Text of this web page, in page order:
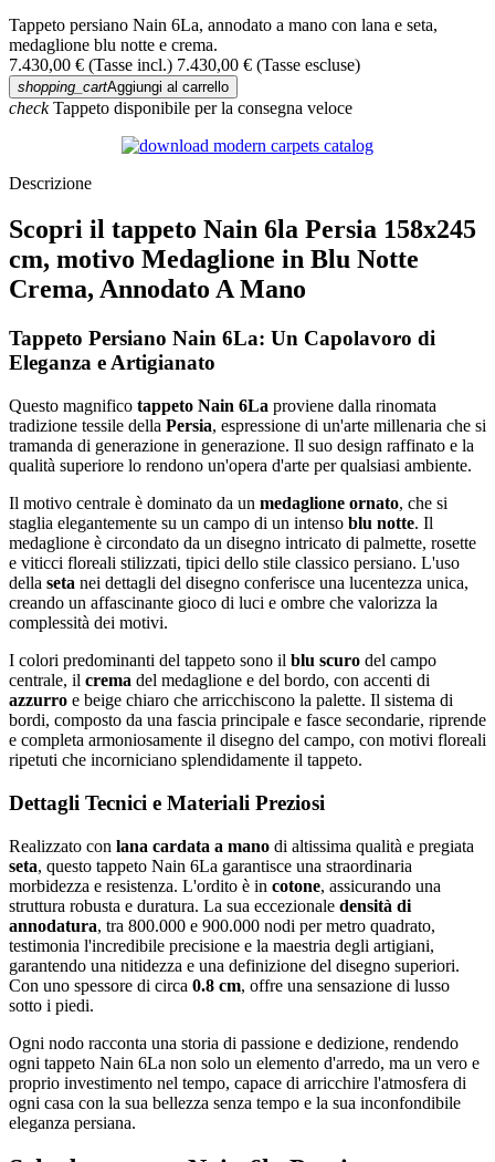
Tappeto persiano Nain 6La, annodato a mano con lana e seta,
medaglione blu notte e crema.
7.430,00 € (Tasse incl.) 7.430,00 € (Tasse escluse)
shopping_cartAggiungi al carrello
checkTappeto disponibile per la consegna veloce
Descrizione
Scopri il tappeto Nain 6la Persia 158x245
cm, motivo Medaglione in Blu Notte
Crema, Annodato A Mano
Tappeto Persiano Nain 6La: Un Capolavoro di
Eleganza e Artigianato
Questo magnifico tappeto Nain 6La proviene dalla rinomata
tradizione tessile della Persia, espressione di un'arte millenaria che si
tramanda di generazione in generazione. Il suo design raffinato e la
qualità superiore lo rendono un'opera d'arte per qualsiasi ambiente.
Il motivo centrale è dominato da un medaglione ornato, che si
staglia elegantemente su un campo di un intenso blu notte. Il
medaglione è circondato da un disegno intricato di palmette, rosette
e viticci floreali stilizzati, tipici dello stile classico persiano. L'uso
della seta nei dettagli del disegno conferisce una lucentezza unica,
creando un affascinante gioco di luci e ombre che valorizza la
complessità dei motivi.
I colori predominanti del tappeto sono il blu scuro del campo
centrale, il crema del medaglione e del bordo, con accenti di
azzurro e beige chiaro che arricchiscono la palette. Il sistema di
bordi, composto da una fascia principale e fasce secondarie, riprende
e completa armoniosamente il disegno del campo, con motivi floreali
ripetuti che incorniciano splendidamente il tappeto.
Dettagli Tecnici e Materiali Preziosi
Realizzato con lana cardata a mano di altissima qualità e pregiata
seta, questo tappeto Nain 6La garantisce una straordinaria
morbidezza e resistenza. L'ordito è in cotone, assicurando una
struttura robusta e duratura. La sua eccezionale densità di
annodatura, tra 800.000 e 900.000 nodi per metro quadrato,
testimonia l'incredibile precisione e la maestria degli artigiani,
garantendo una nitidezza e una definizione del disegno superiori.
Con uno spessore di circa 0.8 cm, offre una sensazione di lusso
sotto i piedi.
Ogni nodo racconta una storia di passione e dedizione, rendendo
ogni tappeto Nain 6La non solo un elemento d'arredo, ma un vero e
proprio investimento nel tempo, capace di arricchire l'atmosfera di
ogni casa con la sua bellezza senza tempo e la sua inconfondibile
eleganza persiana.